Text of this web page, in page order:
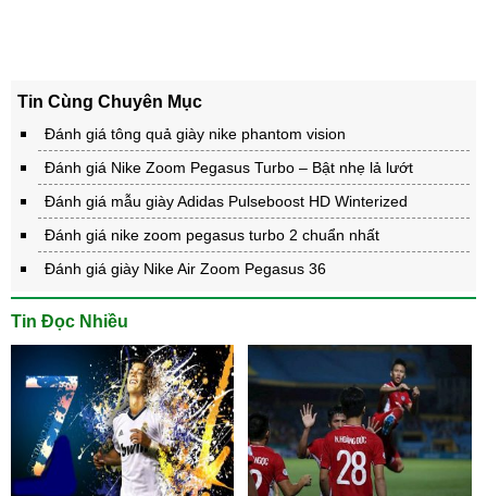
Tin Cùng Chuyên Mục
Đánh giá tông quả giày nike phantom vision
Đánh giá Nike Zoom Pegasus Turbo – Bật nhẹ lả lướt
Đánh giá mẫu giày Adidas Pulseboost HD Winterized
Đánh giá nike zoom pegasus turbo 2 chuẩn nhất
Đánh giá giày Nike Air Zoom Pegasus 36
Tin Đọc Nhiều